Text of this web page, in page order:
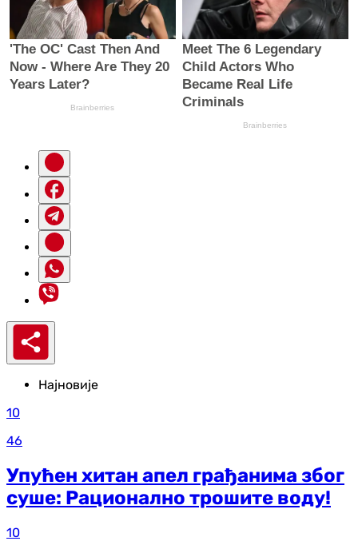
Најновије
10
46
Упућен хитан апел грађанима због
суше: Рационално трошите воду!
10